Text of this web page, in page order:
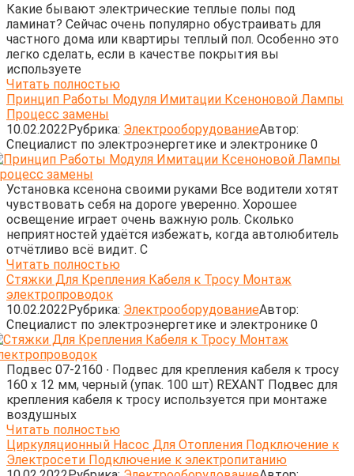
Какие бывают электрические теплые полы под
ламинат? Сейчас очень популярно обустраивать для
частного дома или квартиры теплый пол. Особенно это
легко сделать, если в качестве покрытия вы
используете
Читать полностью
Принцип Работы Модуля Имитации Ксеноновой Лампы
Процесс замены
10.02.2022Рубрика: ЭлектрооборудованиеАвтор:
Cпециалист по электроэнергетике и электронике 0
Установка ксенона своими руками Все водители хотят
чувствовать себя на дороге уверенно. Хорошее
освещение играет очень важную роль. Сколько
неприятностей удаётся избежать, когда автолюбитель
отчётливо всё видит. С
Читать полностью
Стяжки Для Крепления Кабеля к Тросу Монтаж
электропроводок
10.02.2022Рубрика: ЭлектрооборудованиеАвтор:
Cпециалист по электроэнергетике и электронике 0
Подвес 07-2160 ∙ Подвес для крепления кабеля к тросу
160 х 12 мм, черный (упак. 100 шт) REXANT Подвес для
крепления кабеля к тросу используется при монтаже
воздушных
Читать полностью
Циркуляционный Насос Для Отопления Подключение к
Электросети Подключение к электропитанию